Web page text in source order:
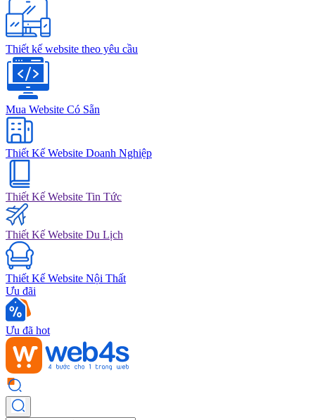
Thiết kế website theo yêu cầu
Mua Website Có Sẵn
Thiết Kế Website Doanh Nghiệp
Thiết Kế Website Tin Tức
Thiết Kế Website Du Lịch
Thiết Kế Website Nội Thất
Ưu đãi
Ưu đã hot